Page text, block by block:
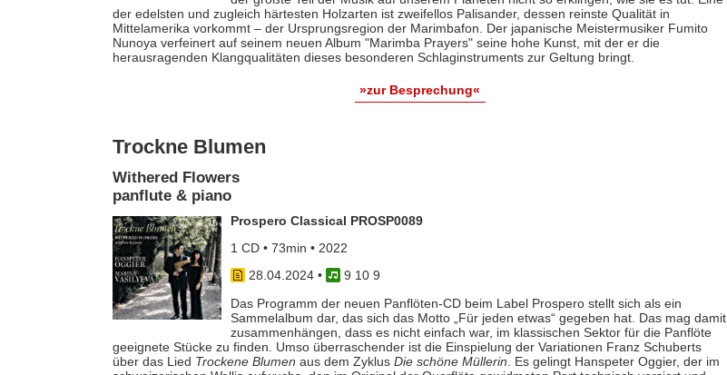
der edelsten und zugleich härtesten Holzarten ist zweifellos Palisander, dessen reinste Qualität in
Mittelamerika vorkommt – der Ursprungsregion der Marimbafon. Der japanische Meistermusiker Fumito
Nunoya verfeinert auf seinem neuen Album "Marimba Prayers" seine hohe Kunst, mit der er die
herausragenden Klangqualitäten dieses besonderen Schlaginstruments zur Geltung bringt.
»zur Besprechung«
Trockne Blumen
Withered Flowers
panflute & piano
Prospero Classical PROSP0089
1 CD • 73min • 2022
28.04.2024•
9 10 9
Das Programm der neuen Panflöten-CD beim Label Prospero stellt sich als ein
Sammelalbum dar, das sich das Motto „Für jeden etwas“ gegeben hat. Das mag damit
zusammenhängen, dass es nicht einfach war, im klassischen Sektor für die Panflöte
geeignete Stücke zu finden. Umso überraschender ist die Einspielung der Variationen Franz Schuberts
über das Lied Trockene Blumen aus dem Zyklus Die schöne Müllerin . Es gelingt Hanspeter Oggier, der im